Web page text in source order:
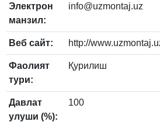
Электрон
манзил:
info@uzmontaj.uz
Веб сайт: http://
Фаолият
тури:
Қурилиш
Давлат
улуши (%):
100